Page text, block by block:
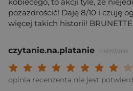
pozazdrościć! Daję 8/10 i czuję
więcej takich historii!
czytanie.na.platanie 03/07/2026
Twoja
Twoja ocena:
Twoja ocena:
Twoja ocena: Może
Twoja ocena: Słaba 3/10"
Twoja ocena: Bardzo słaba
Twoja ocena: Beznadziejna 1/10"
opinia recenzenta nie jest